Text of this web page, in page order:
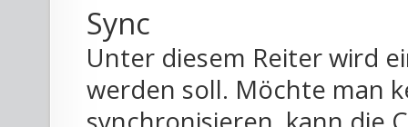
Sync
Unter diesem Reiter wird
werden soll. Möchte man